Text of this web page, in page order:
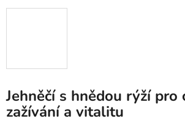
Jehněčí s hnědou rýží pro
zažívání a vitalitu